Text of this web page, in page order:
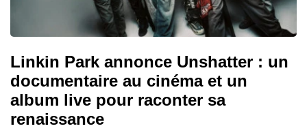
Linkin Park annonce Unshatter : un
documentaire au cinéma et un
album live pour raconter sa
renaissance